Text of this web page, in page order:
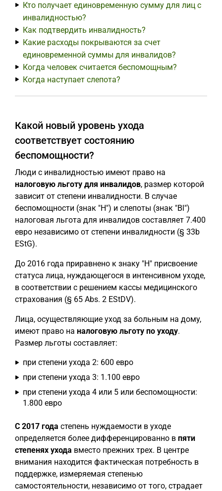
Кто получает единовременную сумму для лиц с
инвалидностью?
Как подтвердить инвалидность?
Какие расходы покрываются за счет
единовременной суммы для инвалидов?
Когда человек считается беспомощным?
Когда наступает слепота?
Какой новый уровень ухода
соответствует состоянию
беспомощности?
Люди с инвалидностью имеют право на
налоговую льготу для инвалидов, размер которой
зависит от степени инвалидности. В случае
беспомощности (знак "H") и слепоты (знак "Bl")
налоговая льгота для инвалидов составляет 7.400
евро независимо от степени инвалидности (§ 33b
EStG).
До 2016 года приравнено к знаку "H" присвоение
статуса лица, нуждающегося в интенсивном уходе,
в соответствии с решением кассы медицинского
страхования (§ 65 Abs. 2 EStDV).
Лица, осуществляющие уход за больным на дому,
имеют право на налоговую льготу по уходу.
Размер льготы составляет:
при степени ухода 2: 600 евро
при степени ухода 3: 1.100 евро
при степени ухода 4 или 5 или беспомощности:
1.800 евро
С 2017 года степень нуждаемости в уходе
определяется более дифференцированно в пяти
степенях ухода вместо прежних трех. В центре
внимания находится фактическая потребность в
поддержке, измеряемая степенью
самостоятельности, независимо от того, страдает